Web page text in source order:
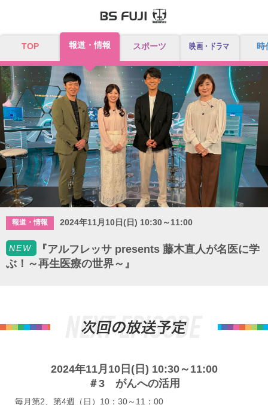
TOP 報道・情報 スポーツ 映画・ドラマ 時
報道・情報 2024年11月10日(日) 10:30～11:00
NEW
『アルフレッサ presents 藤木直人が名医に学
ぶ！～再生医療の世界～』
2024年11月10日(日) 10:30～11:00
＃3 がんへの活用
毎月第2、第4週（日）10：30～11：00